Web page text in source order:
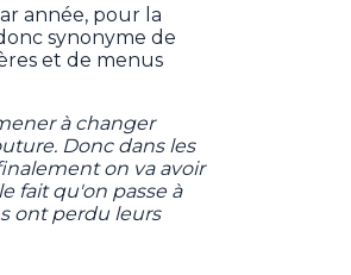
année, pour la
synonyme de
et de menus
à changer
Donc dans les
on va avoir
fait qu'on passe à
ont perdu leurs